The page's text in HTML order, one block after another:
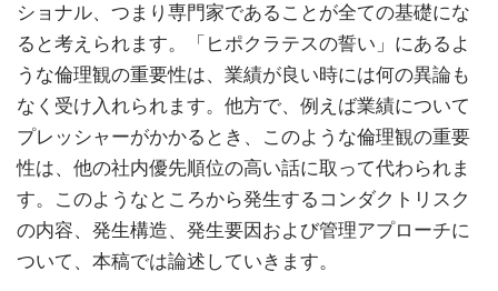
ショナル、つまり専門家であることが全ての基礎にな
ると考えられます。「ヒポクラテスの誓い」にあるよ
うな倫理観の重要性は、業績が良い時には何の異論も
なく受け入れられます。他方で、例えば業績について
プレッシャーがかかるとき、このような倫理観の重要
性は、他の社内優先順位の高い話に取って代わられま
す。このようなところから発生するコンダクトリスク
の内容、発生構造、発生要因および管理アプローチに
ついて、本稿では論述していきます。